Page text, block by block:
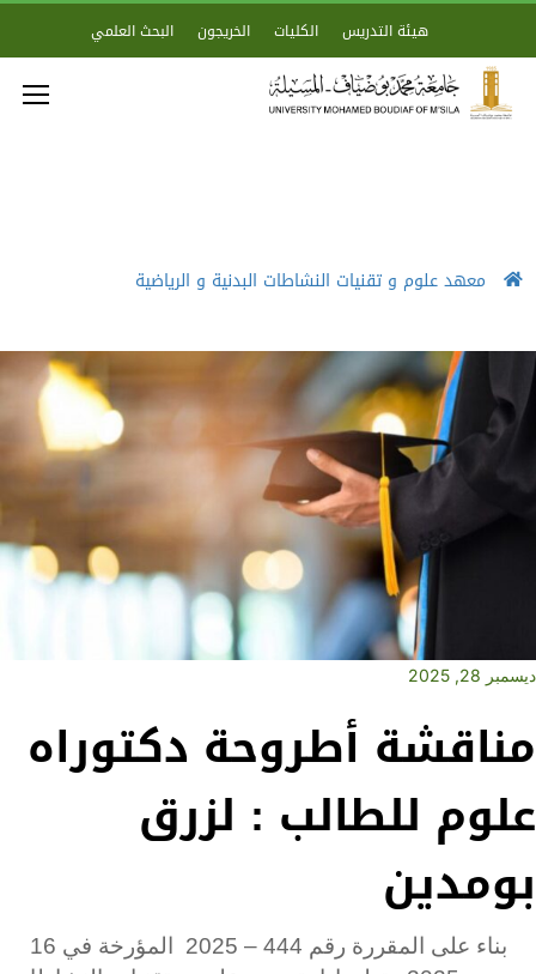
هيئة التدريس الكليات الخريجون البحث العلمي
معهد علوم و تقنيات النشاطات البدنية و الرياضية
ديسمبر 28, 2025
مناقشة أطروحة دكتوراه
علوم للطالب : لزرق
بومدين
بناء على المقررة رقم 444 – 2025 المؤرخة في 16